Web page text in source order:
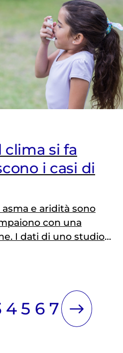
clima si fa
i casi di
e aridità sono
con una
I dati di uno studio
4 5 6 7